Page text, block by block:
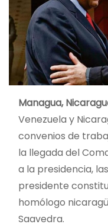
Managua,
Venezuela y
convenios de
la llegada del
a la presidencia,
presidente
homólogo
Saavedra.